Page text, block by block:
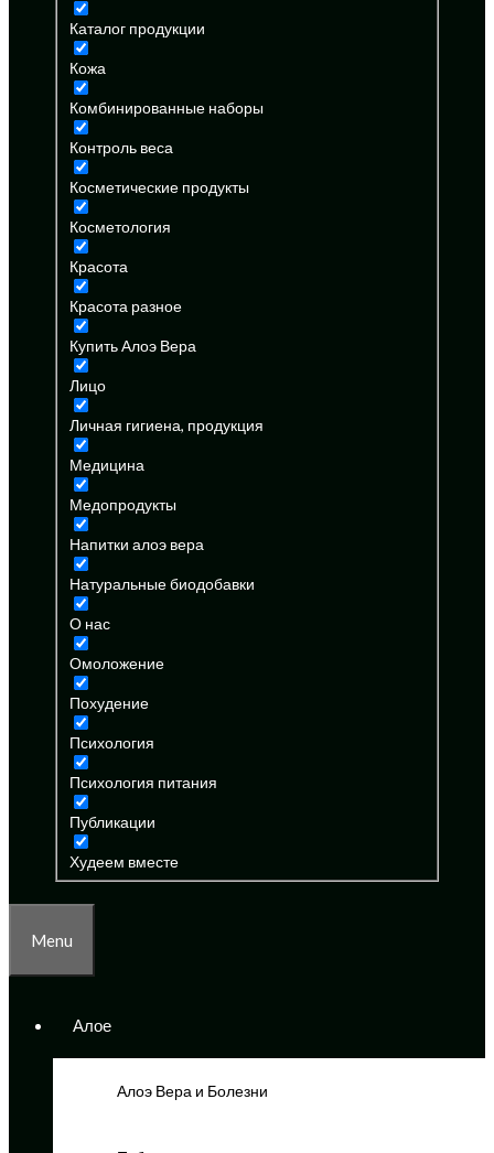
Каталог продукции
Кожа
Комбинированные наборы
Контроль веса
Косметические продукты
Косметология
Красота
Красота разное
Купить Алоэ Вера
Лицо
Личная гигиена, продукция
Медицина
Медопродукты
Напитки алоэ вера
Натуральные биодобавки
О нас
Омоложение
Похудение
Психология
Психология питания
Публикации
Худеем вместе
Menu
Алое
Алоэ Вера и Болезни